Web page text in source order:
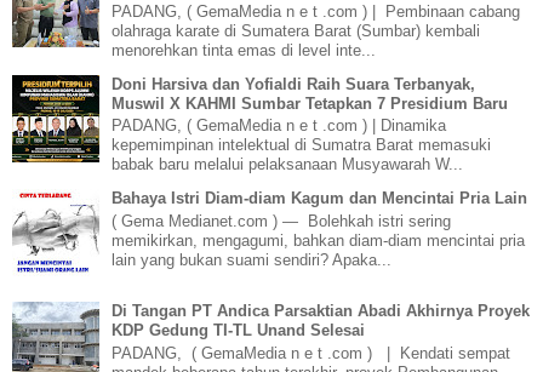
PADANG, ( GemaMedia n e t .com ) | Pembinaan cabang
olahraga karate di Sumatera Barat (Sumbar) kembali
menorehkan tinta emas di level inte...
Doni Harsiva dan Yofialdi Raih Suara Terbanyak,
Muswil X KAHMI Sumbar Tetapkan 7 Presidium Baru
PADANG, ( GemaMedia n e t .com ) | Dinamika
kepemimpinan intelektual di Sumatra Barat memasuki
babak baru melalui pelaksanaan Musyawarah W...
Bahaya Istri Diam-diam Kagum dan Mencintai Pria Lain
( Gema Medianet.com ) — Bolehkah istri sering
memikirkan, mengagumi, bahkan diam-diam mencintai pria
lain yang bukan suami sendiri? Apaka...
Di Tangan PT Andica Parsaktian Abadi Akhirnya Proyek
KDP Gedung TI-TL Unand Selesai
PADANG, ( GemaMedia n e t .com ) | Kendati sempat